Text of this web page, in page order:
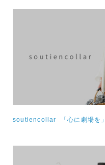
soutiencollar 「心に劇場を」